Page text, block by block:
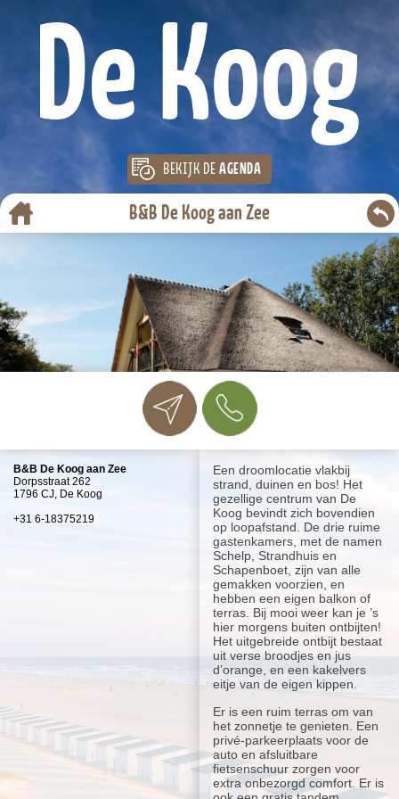
BEKIJK DE AGENDA
B&B De Koog aan Zee
B&B De Koog aan Zee
Dorpsstraat 262
1796 CJ, De Koog
+31 6-18375219
Een droomlocatie vlakbij
strand, duinen en bos! Het
gezellige centrum van De
Koog bevindt zich bovendien
op loopafstand. De drie ruime
gastenkamers, met de namen
Schelp, Strandhuis en
Schapenboet, zijn van alle
gemakken voorzien, en
hebben een eigen balkon of
terras. Bij mooi weer kan je ’s
hier morgens buiten ontbijten!
Het uitgebreide ontbijt bestaat
uit verse broodjes en jus
d’orange, en een kakelvers
eitje van de eigen kippen.
Er is een ruim terras om van
het zonnetje te genieten. Een
privé-parkeerplaats voor de
auto en afsluitbare
fietsenschuur zorgen voor
extra onbezorgd comfort. Er is